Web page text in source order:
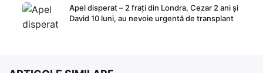
Apel disperat – 2 frați din Londra, Cezar 2 ani și
David 10 luni, au nevoie urgentă de transplant